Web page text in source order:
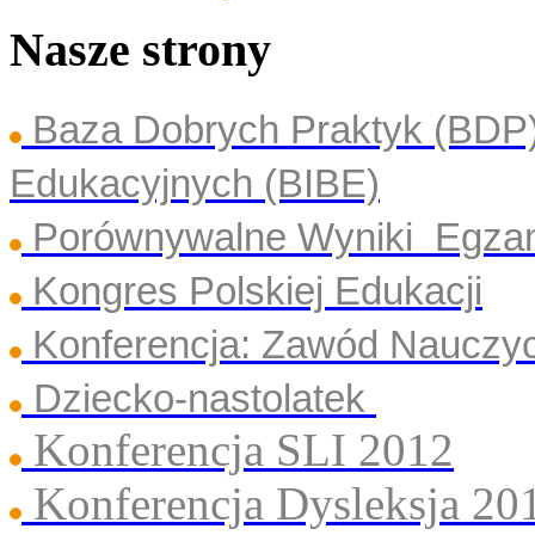
Nasze strony
Baza Dobrych Praktyk
Edukacyjnych (BIBE)
Porównywalne Wyniki
Kongres Polskiej Edukacji
Konferencja: Zawód
Dziecko-nastolatek
Konferencja SLI 2012
Konferencja Dysleksja